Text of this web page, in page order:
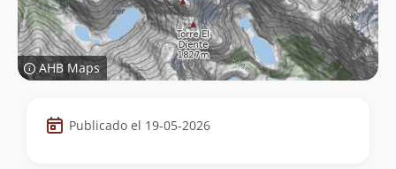
AHB Maps
Datos
de
Publicado el 19-05-2026